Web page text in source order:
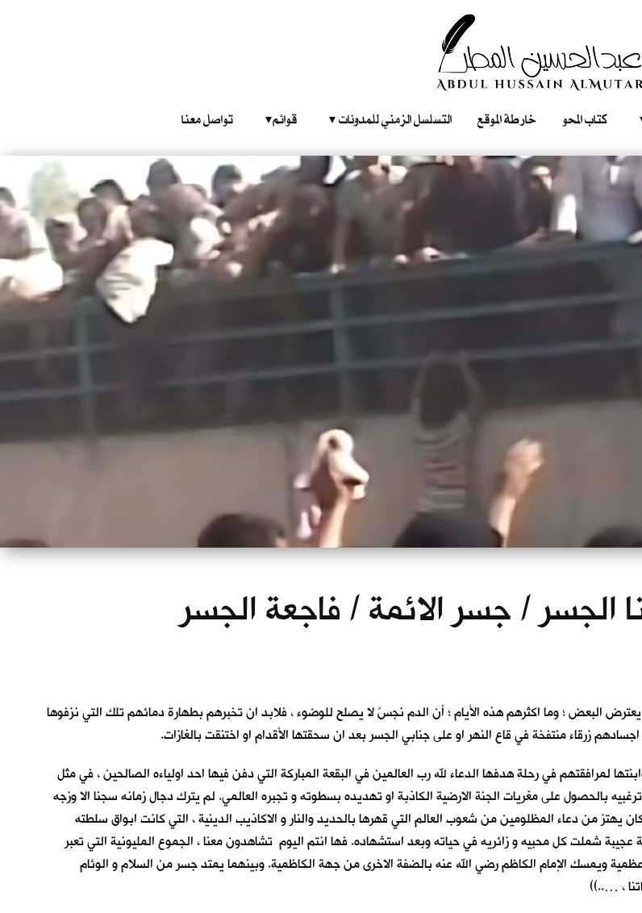
كتاب المحو خارطة الموقع التسلسل الزمني للمدونات‎ ‎ ‎ ‎ ‎ قوائم‎ ‎ ‎ ‎ تواصل معنا
الجسر / جسر الائمة / فاجعة الجسر
البعض ؛ وما اكثرهم هذه الأيام ؛ أن الدم نجسٌ لا يصلح للوضوء ، فلابد ان تخبرهم بطهارة دمائهم تلك التي نزفوها
زرقاء منتفخة في قاع النهر او على جنابي الجسر بعد ان سحقتها الأقدام او اختنقت بالغازات.
2005 ، كان موعدنا مع خالتي أم أمل وابنتها لمرافقتهم في رحلة هدفها الدعاء لله رب العالمين في البقعة المباركة التي دفن فيها احد اولياءه الصالحين ، في مثل
الذي حاول ترغبيه بالحصول على مغريات الجنة الارضية الكاذبة او تهديده بسطوته و تجبره العالمي. لم يترك دجال زمانه سجنا الا وزجه
من دعاء المظلومين من شعوب العالم التي قهرها بالحديد والنار و الاكاذيب الدينية ، التي كانت ابواق سلطته
شملت كل محبيه و زائريه في حياته وبعد استشهاده. فها انتم اليوم تشاهدون معنا ، الجموع المليونية التي تعبر
ويمسك الإمام الكاظم رضي الله عنه بالضفة الاخرى من جهة الكاظمية. وبينهما يمتد جسر من السلام و الوئام
، …..))